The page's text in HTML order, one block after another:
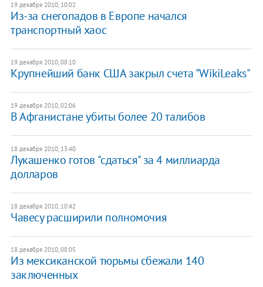
19 декабря 2010, 10:02
Из-за снегопадов в Европе начался
транспортный хаос
19 декабря 2010, 08:10
Крупнейший банк США закрыл счета "WikiLeaks"
19 декабря 2010, 02:06
В Афганистане убиты более 20 талибов
18 декабря 2010, 13:40
Лукашенко готов "сдаться" за 4 миллиарда
долларов
18 декабря 2010, 10:42
Чавесу расширили полномочия
18 декабря 2010, 08:05
Из мексиканской тюрьмы сбежали 140
заключенных